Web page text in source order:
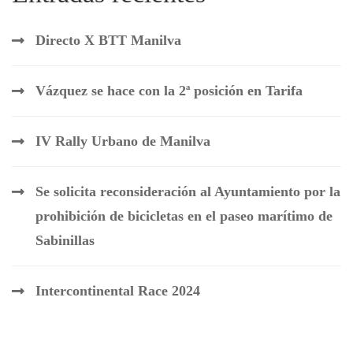
Directo X BTT Manilva
Vázquez se hace con la 2ª posición en Tarifa
IV Rally Urbano de Manilva
Se solicita reconsideración al Ayuntamiento por la
prohibición de bicicletas en el paseo marítimo de
Sabinillas
Intercontinental Race 2024